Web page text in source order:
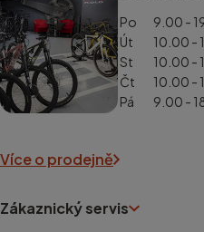
Po
9.00 -
Út
10.00 -
St
10.00 -
Čt
10.00 -
Pá
9.00 -
Více o prodejně
Zákaznický servis